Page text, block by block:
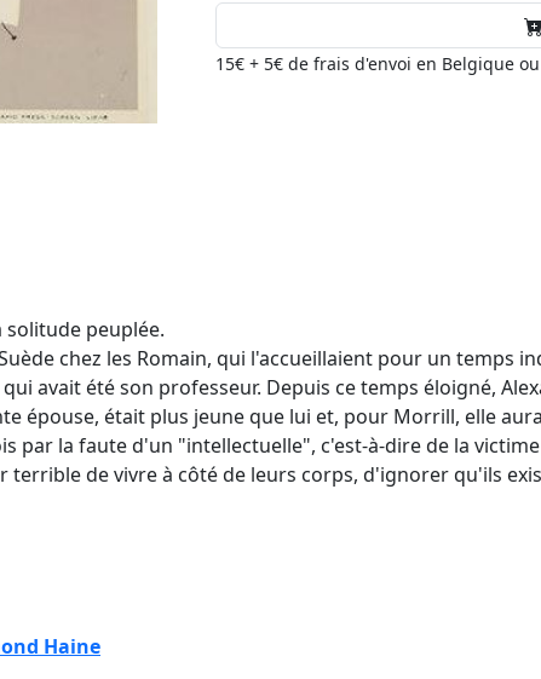
15€ + 5€ de frais d'envoi en Belgique
peuplée.
chez les Romain, qui l'accueillaient pour un temps
avait été son professeur. Depuis ce temps éloigné,
épouse, était plus jeune que lui et, pour Morrill, elle
par la faute d'un "intellectuelle", c'est-à-dire de la
terrible de vivre à côté de leurs corps, d'ignorer qu'ils
Haine